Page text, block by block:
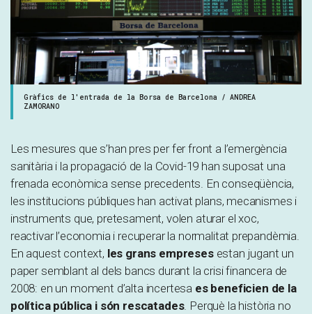
Gràfics de l'entrada de la Borsa de Barcelona / ANDREA
ZAMORANO
Les mesures que s’han pres per fer front a l’emergència
sanitària i la propagació de la Covid-19 han suposat una
frenada econòmica sense precedents. En conseqüència,
les institucions públiques han activat plans, mecanismes i
instruments que, pretesament, volen aturar el xoc,
reactivar l’economia i recuperar la normalitat prepandèmia.
En aquest context, les grans empreses estan jugant un
paper semblant al dels bancs durant la crisi financera de
2008: en un moment d’alta incertesa es beneficien de la
política pública i són rescatades. Perquè la història no